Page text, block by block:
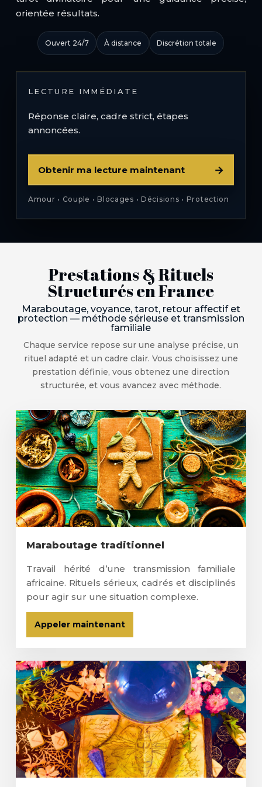
orientée résultats.
Ouvert 24/7 À distance Discrétion totale
LECTURE IMMÉDIATE
Réponse claire, cadre strict, étapes
annoncées.
Obtenir ma lecture maintenant →
Amour • Couple • Blocages • Décisions • Protection
Prestations & Rituels
Structurés en France
Maraboutage, voyance, tarot, retour affectif et
protection — méthode sérieuse et transmission
familiale
Chaque service repose sur une analyse précise, un
rituel adapté et un cadre clair. Vous choisissez une
prestation définie, vous obtenez une direction
structurée, et vous avancez avec méthode.
Maraboutage traditionnel
Travail hérité d’une transmission familiale
africaine. Rituels sérieux, cadrés et disciplinés
pour agir sur une situation complexe.
Appeler maintenant